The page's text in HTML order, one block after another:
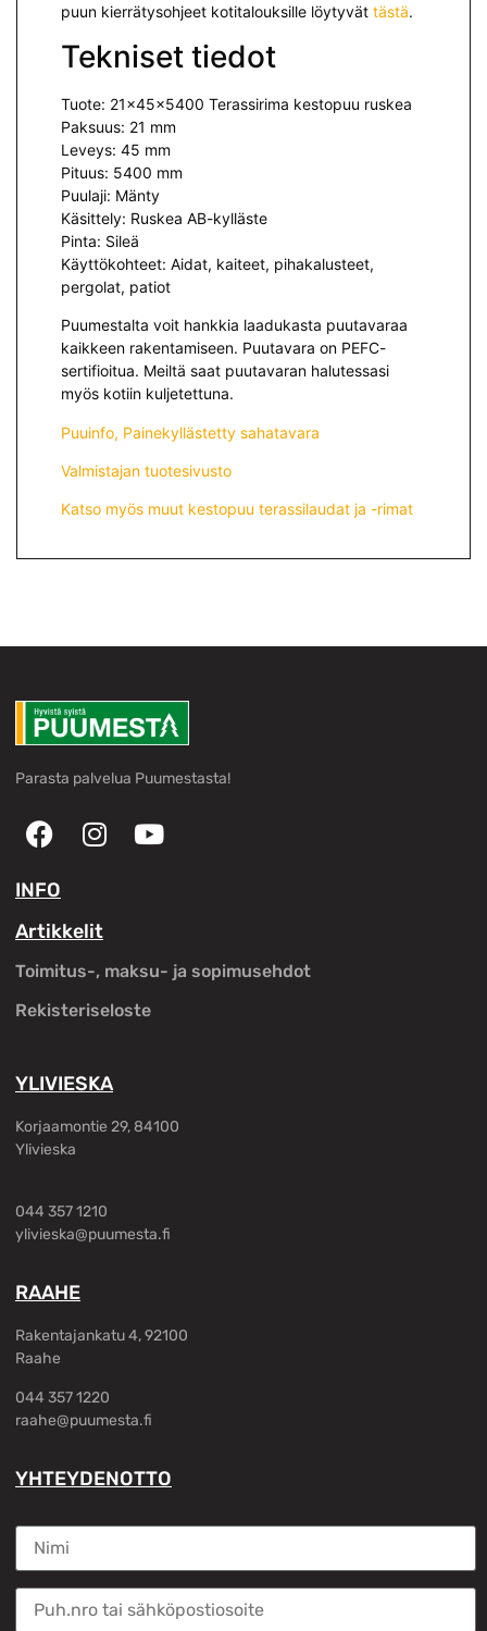
puun kierrätysohjeet kotitalouksille löytyvät tästä.
Tekniset tiedot
Tuote: 21x45x5400 Terassirima kestopuu ruskea
Paksuus: 21 mm
Leveys: 45 mm
Pituus: 5400 mm
Puulaji: Mänty
Käsittely: Ruskea AB-kylläste
Pinta: Sileä
Käyttökohteet: Aidat, kaiteet, pihakalusteet,
pergolat, patiot
Puumestalta voit hankkia laadukasta puutavaraa
kaikkeen rakentamiseen. Puutavara on PEFC-
sertifioitua. Meiltä saat puutavaran halutessasi
myös kotiin kuljetettuna.
Puuinfo, Painekyllästetty sahatavara
Valmistajan tuotesivusto
Katso myös muut kestopuu terassilaudat ja -rimat
Parasta palvelua Puumestasta!
INFO
Artikkelit
Toimitus-, maksu- ja sopimusehdot
Rekisteriseloste
YLIVIESKA
Korjaamontie 29, 84100
Ylivieska
044 357 1210
ylivieska@puumesta.fi
RAAHE
Rakentajankatu 4, 92100
Raahe
044 357 1220
raahe@puumesta.fi
YHTEYDENOTTO